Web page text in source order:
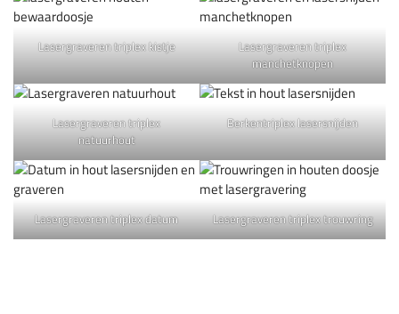
Lasergraveren triplex kistje
Lasergraveren triplex
manchetknopen
Lasergraveren triplex
natuurhout
Berkentriplex lasersnijden
Lasergraveren triplex datum Lasergraveren triplex trouwring